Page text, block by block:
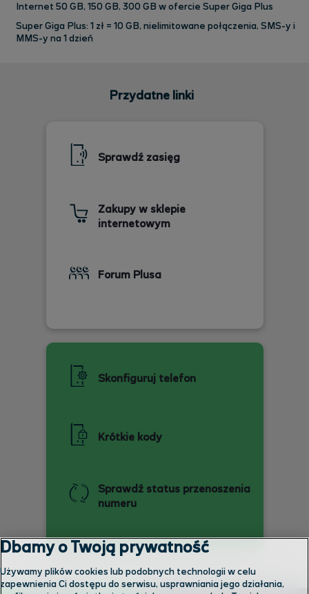
Internet 50 GB, 150 GB, 300 GB w ofercie Super Giga Plus
Super Giga Plus: 1 zł = 10 GB, nielimitowane połączenia, SMS-y i
MMS-y na 1 dzień
Przydatne linki
Sprawdź zasięg
Zakupy w sklepie
internetowym
Forum Plusa
Skonfiguruj telefon
Krótkie kody
Sprawdź status przenoszenia
numeru
Dbamy o Twoją prywatność
Używamy plików cookies lub podobnych technologii w celu
zapewnienia Ci dostępu do serwisu, usprawniania jego działania,